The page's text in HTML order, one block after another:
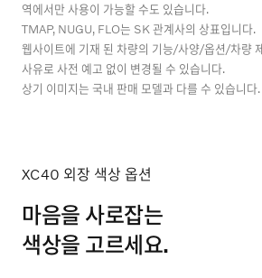
역에서만 사용이 가능할 수도 있습니다.
TMAP, NUGU, FLO는 SK 관계사의 상표입니다.
웹사이트에 기재 된 차량의 기능/사양/옵션/차량
사유로 사전 예고 없이 변경될 수 있습니다.
상기 이미지는 국내 판매 모델과 다를 수 있습니다.
XC40 외장 색상 옵션
마음을 사로잡는
색상을 고르세요.